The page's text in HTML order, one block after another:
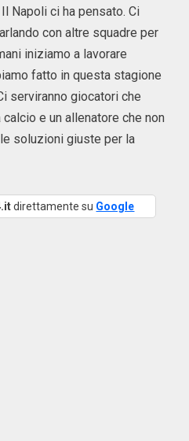
Napoli ci ha pensato. Ci
con altre squadre per
iniziamo a lavorare
fatto in questa stagione
serviranno giocatori che
e un allenatore che non
soluzioni giuste per la
direttamente su Google